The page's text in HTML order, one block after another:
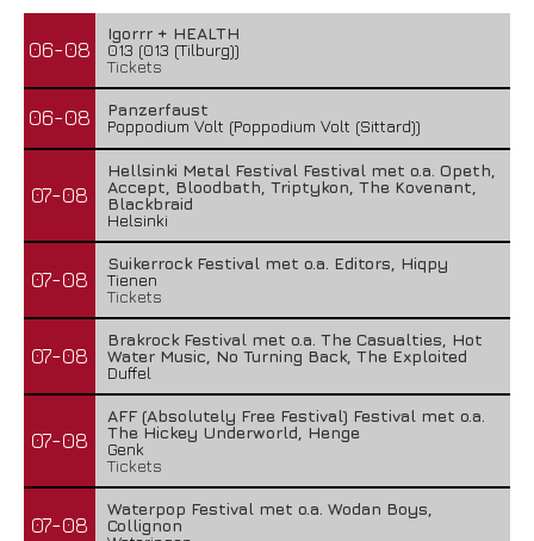
06-08
Igorrr + HEALTH
013 (013 (Tilburg))
Tickets
06-08
Panzerfaust
Poppodium Volt (Poppodium Volt (Sittard))
07-08
Hellsinki Metal Festival Festival met o.a. Opeth,
Accept, Bloodbath, Triptykon, The Kovenant,
Blackbraid
Helsinki
07-08
Suikerrock Festival met o.a. Editors, Hiqpy
Tienen
Tickets
07-08
Brakrock Festival met o.a. The Casualties, Hot
Water Music, No Turning Back, The Exploited
Duffel
07-08
AFF (Absolutely Free Festival) Festival met o.a.
The Hickey Underworld, Henge
Genk
Tickets
07-08
Waterpop Festival met o.a. Wodan Boys,
Collignon